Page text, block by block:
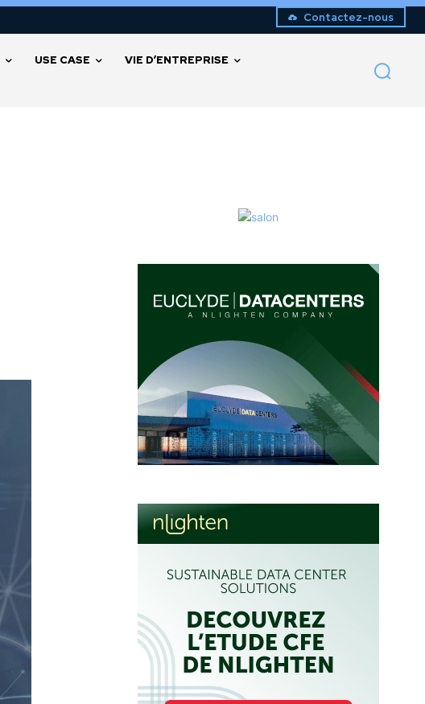
Contactez-nous
USE CASE
VIE D’ENTREPRISE